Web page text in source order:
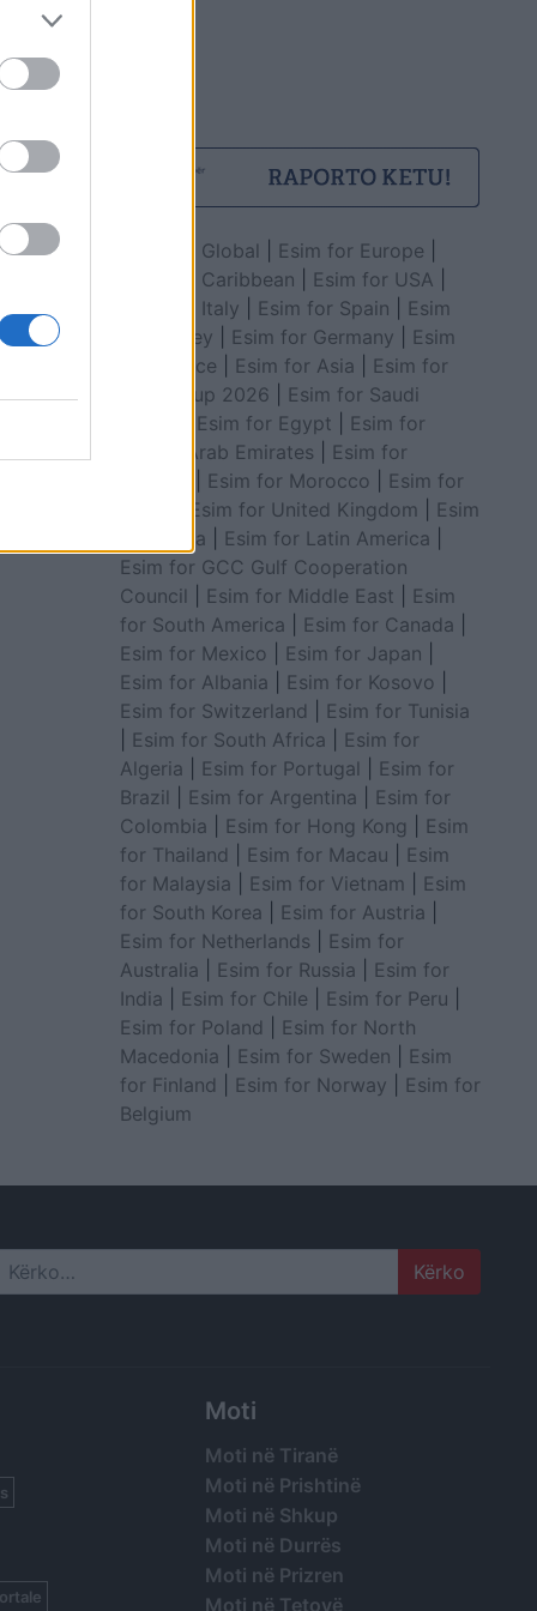
Esim for Global Esim for Europe
Esim for Caribbean
Esim for USA
Esim for Italy
Esim for Spain
Esim
for Turkey
Esim for Germany
Esim
for Greece
Esim for Asia
Esim for
World Cup 2026
Esim for Saudi
Esim for Egypt
Esim for
United Arab Emirates
Esim for
Esim for Morocco
Esim for
Esim for United Kingdom
Esim
for Africa
Esim for Latin America
Esim for GCC Gulf Cooperation
Council
Esim for Middle East
Esim
for South America
Esim for Canada
Esim for Mexico
Esim for Japan
Esim for Albania
Esim for Kosovo
Esim for Switzerland
Esim for Tunisia
Esim for South Africa
Esim for
Algeria
Esim for Portugal
Esim for
Brazil
Esim for Argentina
Esim for
Colombia
Esim for Hong Kong
Esim
for Thailand
Esim for Macau
Esim
for Malaysia
Esim for Vietnam
Esim
for South Korea
Esim for Austria
Esim for Netherlands
Esim for
Australia
Esim for Russia
Esim for
India
Esim for Chile Esim for Peru
Esim for Poland
Esim for North
Macedonia
Esim for Sweden
Esim
for Finland
Esim for Norway
Esim for
Belgium
Moti
Moti në Tiranë
Moti në Prishtinë
Moti në Shkup
Moti në Durrës
Moti në Prizren
Moti në Tetovë